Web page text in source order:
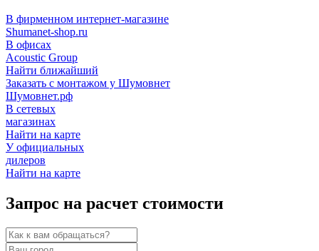
В фирменном интернет-магазине
Shumanet-shop.ru
В офисах
Acoustic Group
Найти ближайший
Заказать с монтажом у Шумовнет
Шумовнет.рф
В сетевых
магазинах
Найти на карте
У официальных
дилеров
Найти на карте
Запрос на расчет стоимости